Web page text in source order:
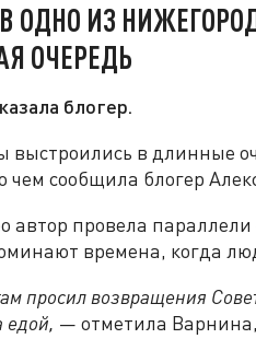
ОДНО ИЗ
ОЧЕРЕДЬ
блогер.
выстроились в длинные
чем сообщила блогер
автор провела
времена, когда
просил возвращения
едой, — отметила